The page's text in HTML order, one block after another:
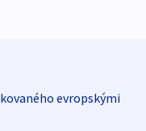
evropskými